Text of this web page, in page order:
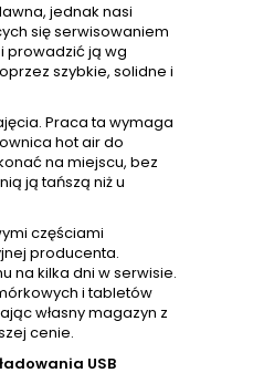
jednak nasi
się serwisowaniem
prowadzić ją wg
szybkie, solidne i
Praca ta wymaga
hot air do
na miejscu, bez
ją tańszą niż u
częściami
producenta.
na kilka dni w serwisie.
i tabletów
własny magazyn z
cenie.
USB